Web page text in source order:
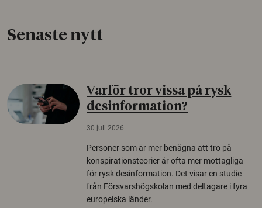
Senaste nytt
Varför tror vissa på rysk
desinformation?
30 juli 2026
Personer som är mer benägna att tro på
konspirationsteorier är ofta mer mottagliga
för rysk desinformation. Det visar en studie
från Försvarshögskolan med deltagare i fyra
europeiska länder.